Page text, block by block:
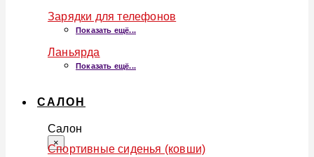
Зарядки для телефонов
Показать ещё...
Ланьярда
Показать ещё...
САЛОН
Салон
×
Спортивные сиденья (ковши)